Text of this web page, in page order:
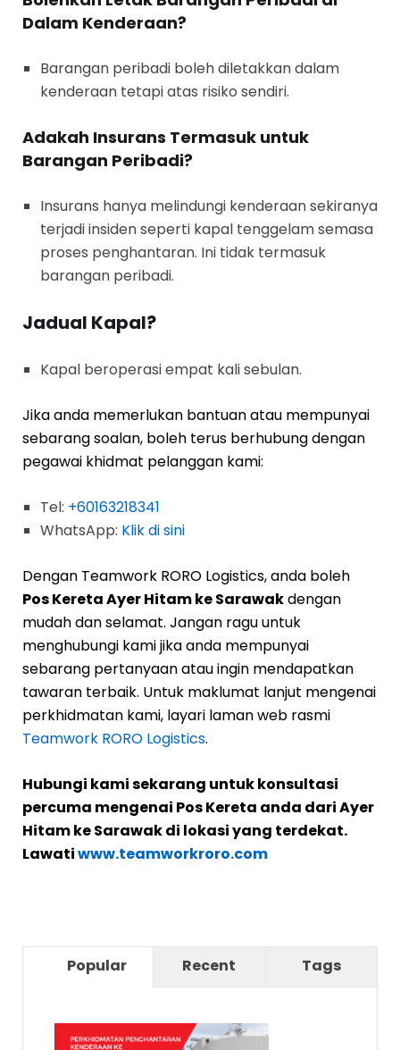
Dalam Kenderaan?
Barangan peribadi boleh diletakkan dalam
kenderaan tetapi atas risiko sendiri.
Adakah Insurans Termasuk untuk
Barangan Peribadi?
Insurans hanya melindungi kenderaan sekiranya
terjadi insiden seperti kapal tenggelam semasa
proses penghantaran. Ini tidak termasuk
barangan peribadi.
Jadual Kapal?
Kapal beroperasi empat kali sebulan.
Jika anda memerlukan bantuan atau mempunyai
sebarang soalan, boleh terus berhubung dengan
pegawai khidmat pelanggan kami:
Tel: +60163218341
WhatsApp: Klik di sini
Dengan Teamwork RORO Logistics, anda boleh
Pos Kereta Ayer Hitam ke Sarawakdengan
mudah dan selamat. Jangan ragu untuk
menghubungi kami jika anda mempunyai
sebarang pertanyaan atau ingin mendapatkan
tawaran terbaik. Untuk maklumat lanjut mengenai
perkhidmatan kami, layari laman web rasmi
Teamwork RORO Logistics.
Hubungi kami sekarang untuk konsultasi
percuma mengenai Pos Kereta anda dari Ayer
Hitam ke Sarawak di lokasi yang terdekat.
Lawatiwww.teamworkroro.com
Popular Recent Tags